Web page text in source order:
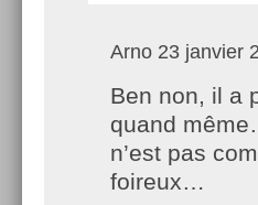
Arno 23 janvier
Ben non, il a
quand
n’est pas
foireux…